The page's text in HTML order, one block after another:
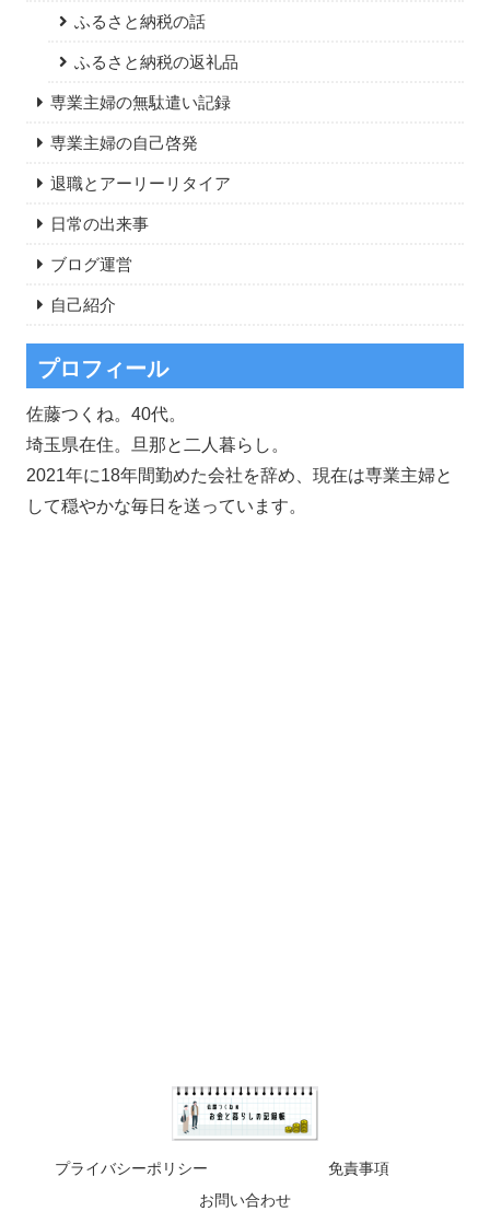
ふるさと納税の話
ふるさと納税の返礼品
専業主婦の無駄遣い記録
専業主婦の自己啓発
退職とアーリーリタイア
日常の出来事
ブログ運営
自己紹介
プロフィール
佐藤つくね。40代。
埼玉県在住。旦那と二人暮らし。
2021年に18年間勤めた会社を辞め、現在は専業主婦と
して穏やかな毎日を送っています。
プライバシーポリシー
免責事項
お問い合わせ